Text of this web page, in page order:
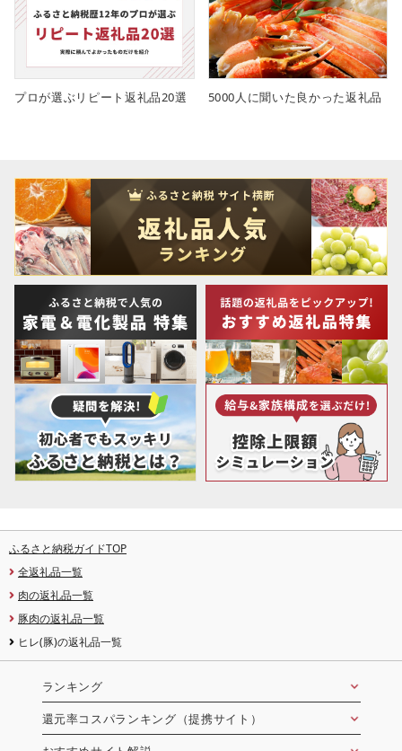
プロが選ぶリピート返礼品20選 5000人に聞いた良かった返礼品
ふるさと納税ガイドTOP
全返礼品一覧
肉の返礼品一覧
豚肉の返礼品一覧
ヒレ(豚)の返礼品一覧
ランキング
還元率コスパランキング（提携サイト）